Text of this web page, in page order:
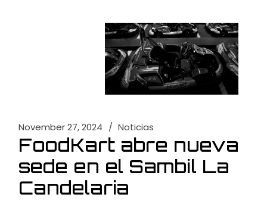
November 27, 2024 Noticias
FoodKart abre nueva
sede en el Sambil La
Candelaria